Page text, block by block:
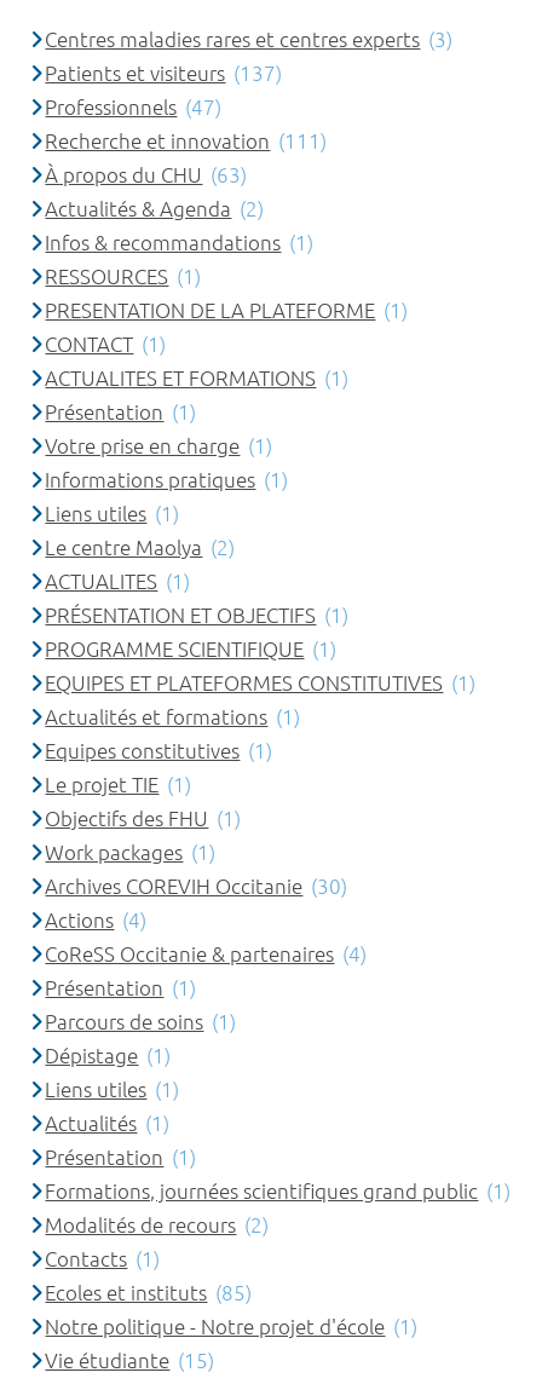
Centres maladies rares et centres experts (3)
Patients et visiteurs (137)
Professionnels (47)
Recherche et innovation (111)
À propos du CHU (63)
Actualités & Agenda (2)
Infos & recommandations (1)
RESSOURCES (1)
PRESENTATION DE LA PLATEFORME (1)
CONTACT (1)
ACTUALITES ET FORMATIONS (1)
Présentation (1)
Votre prise en charge (1)
Informations pratiques (1)
Liens utiles (1)
Le centre Maolya (2)
ACTUALITES (1)
PRÉSENTATION ET OBJECTIFS (1)
PROGRAMME SCIENTIFIQUE (1)
EQUIPES ET PLATEFORMES CONSTITUTIVES (1)
Actualités et formations (1)
Equipes constitutives (1)
Le projet TIE (1)
Objectifs des FHU (1)
Work packages (1)
Archives COREVIH Occitanie (30)
Actions (4)
CoReSS Occitanie & partenaires (4)
Présentation (1)
Parcours de soins (1)
Dépistage (1)
Liens utiles (1)
Actualités (1)
Présentation (1)
Formations, journées scientifiques grand public (1)
Modalités de recours (2)
Contacts (1)
Ecoles et instituts (85)
Notre politique - Notre projet d'école (1)
Vie étudiante (15)